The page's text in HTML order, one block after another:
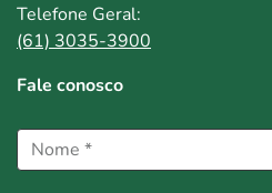
Telefone Geral:
(61) 3035-3900
Fale conosco